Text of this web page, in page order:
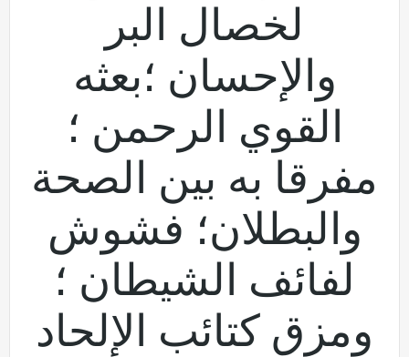
لخصال البر
والإحسان ؛بعثه
القوي الرحمن ؛
مفرقا به بين الصحة
والبطلان؛ فشوش
لفائف الشيطان ؛
ومزق كتائب الإلحاد